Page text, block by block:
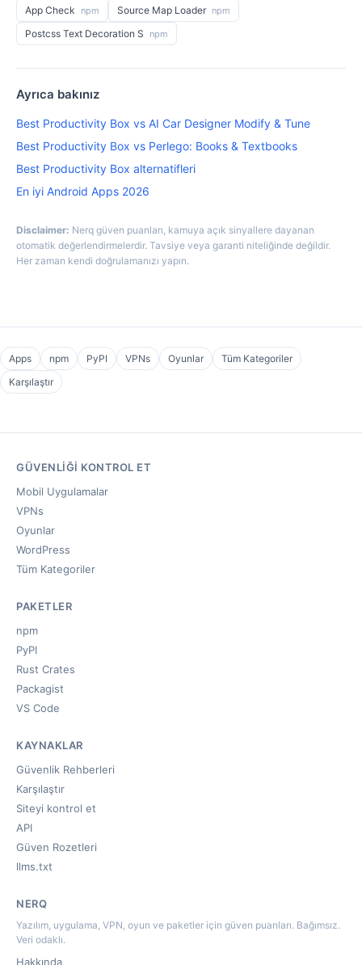
App Check npm Source Map Loader npm
Postcss Text Decoration S npm
Ayrıca bakınız
Best Productivity Box vs AI Car Designer Modify & Tune
Best Productivity Box vs Perlego: Books & Textbooks
Best Productivity Box alternatifleri
En iyi Android Apps 2026
Disclaimer: Nerq güven puanları, kamuya açık sinyallere dayanan
otomatik değerlendirmelerdir. Tavsiye veya garanti niteliğinde değildir.
Her zaman kendi doğrulamanızı yapın.
Apps npm PyPI VPNs Oyunlar
Tüm Kategoriler
Karşılaştır
GÜVENLIĞI KONTROL ET
Mobil Uygulamalar
VPNs
Oyunlar
WordPress
Tüm Kategoriler
PAKETLER
npm
PyPI
Rust Crates
Packagist
VS Code
KAYNAKLAR
Güvenlik Rehberleri
Karşılaştır
Siteyi kontrol et
API
Güven Rozetleri
llms.txt
NERQ
Yazılım, uygulama, VPN, oyun ve paketler için güven puanları. Bağımsız.
Veri odaklı.
Hakkında